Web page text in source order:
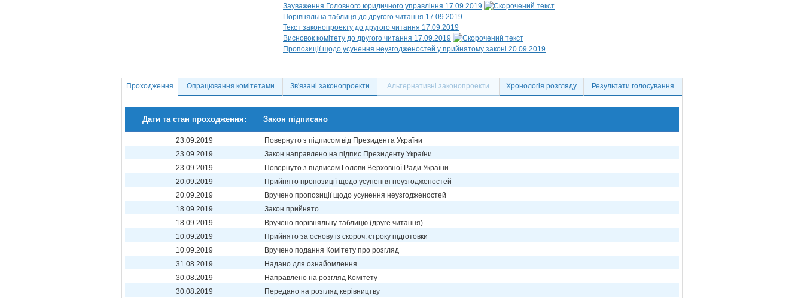
Зауваження Головного юридичного управління 17.09.2019
Порівняльна таблиця до другого читання 17.09.2019
Текст законопроекту до другого читання 17.09.2019
Висновок комітету до другого читання 17.09.2019
Пропозиції щодо усунення неузгодженостей у прийнятому законі 20.09.2019
Проходження Опрацювання комітетами Зв'язані законопроекти Альтернативні законопроекти Хронологія розгляду Результати голосування
Дати та стан проходження: Закон підписано
23.09.2019
Повернуто з підписом від Президента України
23.09.2019
Закон направлено на підпис Президенту України
23.09.2019
Повернуто з підписом Голови Верховної Ради України
20.09.2019
Прийнято пропозиції щодо усунення неузгодженостей
20.09.2019
Вручено пропозиції щодо усунення неузгодженостей
18.09.2019
Закон прийнято
18.09.2019
Вручено порівняльну таблицю (друге читання)
10.09.2019
Прийнято за основу із скороч. строку підготовки
10.09.2019
Вручено подання Комітету про розгляд
31.08.2019
Надано для ознайомлення
30.08.2019
Направлено на розгляд Комітету
30.08.2019
Передано на розгляд керівництву